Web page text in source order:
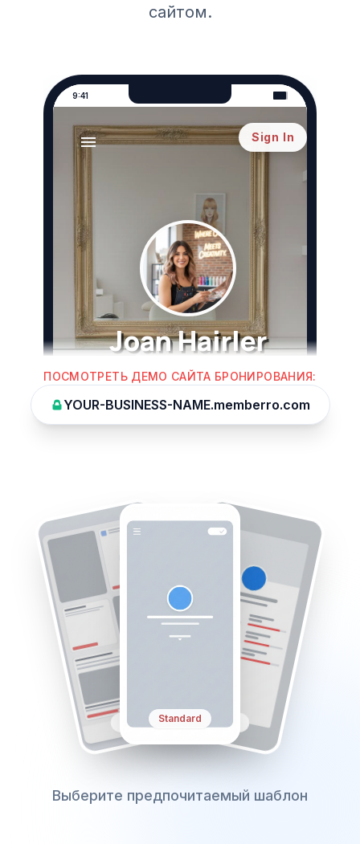
сайтом.
9:41
ПОСМОТРЕТЬ ДЕМО САЙТА БРОНИРОВАНИЯ:
YOUR-BUSINESS-NAME.memberro.com
Simple Profile
Standard
Выберите предпочитаемый шаблон